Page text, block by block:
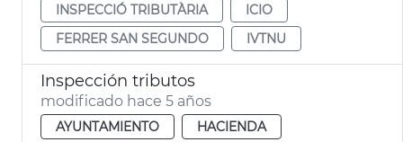
INSPECCIÓ TRIBUTÀRIA
ICIO
FERRER SAN SEGUNDO
IVTNU
Inspección tributos
modificado hace 5 años
AYUNTAMIENTO
HACIENDA